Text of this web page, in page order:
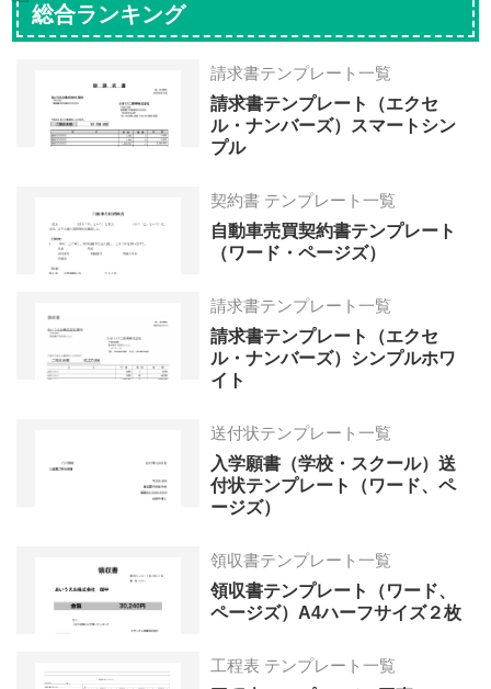
総合ランキング
請求書テンプレート一覧
請求書テンプレート（エクセ
ル・ナンバーズ）スマートシン
プル
契約書 テンプレート一覧
自動車売買契約書テンプレート
（ワード・ページズ）
請求書テンプレート一覧
請求書テンプレート（エクセ
ル・ナンバーズ）シンプルホワ
イト
送付状テンプレート一覧
入学願書（学校・スクール）送
付状テンプレート（ワード、ペ
ージズ）
領収書テンプレート一覧
領収書テンプレート（ワード、
ページズ）A4ハーフサイズ２枚
工程表 テンプレート一覧